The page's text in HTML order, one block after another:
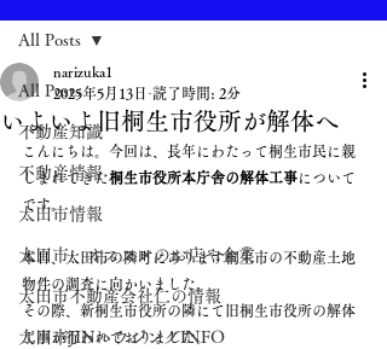
All Posts
不動産知識
不動産情報
太田市情報
太田市 オススメのお店や企業
太田市不動産会社仁の情報
太田市JINハウジングINFO
All Posts
いよいよ旧桐生市役所が解体へ
narizuka1
2025年5月13日 読了時間: 2分
こんにちは。今回は、長年にわたって桐生市民に親
しまれてきた桐生市役所本庁舎の解体工事について
です。
本日、太田市の隣町にあります桐生市の不動産土地
物件の調査に向かいました。
その際、新桐生市役所の隣にて旧桐生市役所の解体
工事が行われておりました。